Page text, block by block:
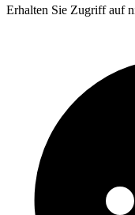
Erhalten Sie Zugriff auf